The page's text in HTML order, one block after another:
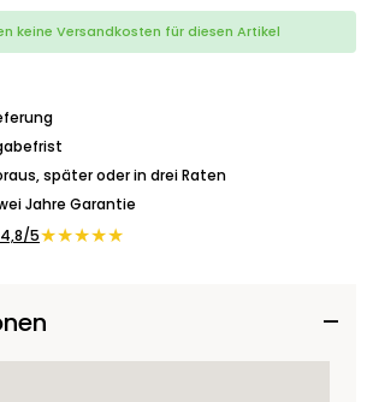
keine Versandkosten für diesen Artikel
später oder in drei Raten
Jahre Garantie
5★★★★★